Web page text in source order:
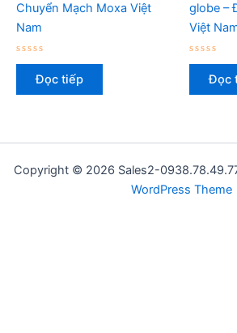
Chuyển Mạch Moxa Việt
Nam
Được
xếp
hạng
0
Đọc tiếp
globe –
Việt
Được
xếp
hạng
0
Đọc
Copyright © 2026 Sales2-
WordPress Theme